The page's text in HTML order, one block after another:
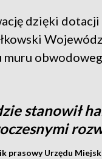
dzięki dotacji
stanowił
prasowy Urzędu